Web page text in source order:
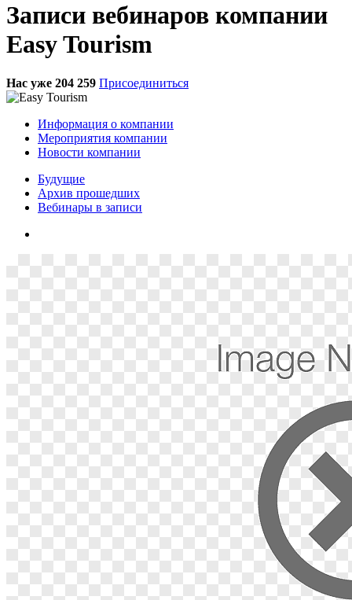
Записи вебинаров компании
Easy Tourism
Нас уже 204 259 Присоединиться
Информация о компании
Мероприятия компании
Новости компании
Будущие
Архив прошедших
Вебинары в записи